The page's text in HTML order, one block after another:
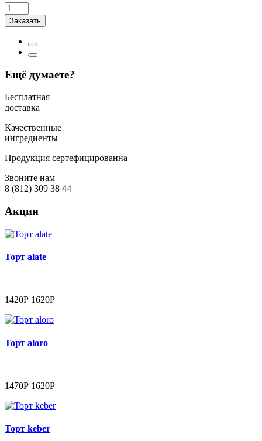
Заказать
Ещё думаете?
Бесплатная
доставка
Качественные
ингредиенты
Продукция сертефицированна
Звоните нам
8 (812) 309 38 44
Акции
Торт alate
1420Р 1620Р
Торт aloro
1470Р 1620Р
Торт keber